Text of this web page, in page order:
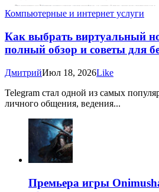
Компьютерные и интернет услуги
Как выбрать виртуальный
полный обзор и советы для
ДмитрийИюл 18, 2026Like
Telegram стал одной из самых
личного общения, ведения...
Премьера игры